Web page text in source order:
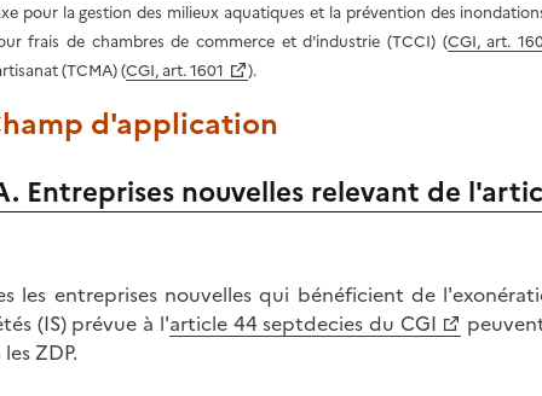
pour la gestion des milieux aquatiques et la prévention des
frais de chambres de commerce et d'industrie (TCCI) (CGI, art.
(TCMA) (CGI, art. 1601 ).
d'application
Entreprises nouvelles relevant de
les entreprises nouvelles qui bénéficient de
(IS) prévue à l'article 44 septdecies du CGI
ZDP.